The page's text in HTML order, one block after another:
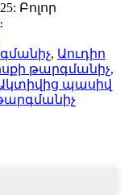
Բոլոր
, Աուդիո
թարգմանիչ,
պասիվ